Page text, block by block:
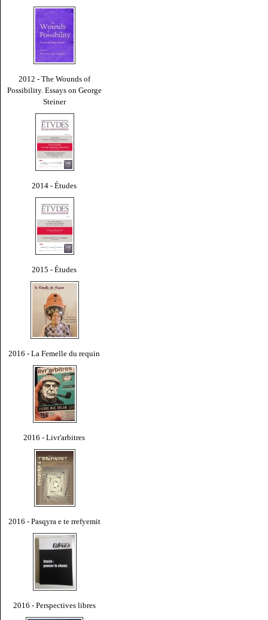
2012 - The Wounds of
Possibility. Essays on George
Steiner
2014 - Études
2015 - Études
2016 - La Femelle du requin
2016 - Livr'arbitres
2016 - Pasqyra e te rrefyemit
2016 - Perspectives libres